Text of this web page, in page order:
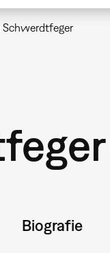
Schwerdtfeger
Biografie